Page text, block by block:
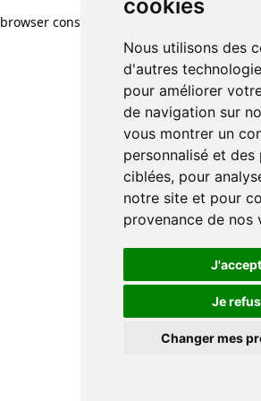
cookies
Nous utilisons des
d'autres
pour améliorer
de navigation sur
vous montrer un
personnalisé et des
ciblées, pour
notre site et pour
provenance de nos
Je
Changer mes
browser console for more information)